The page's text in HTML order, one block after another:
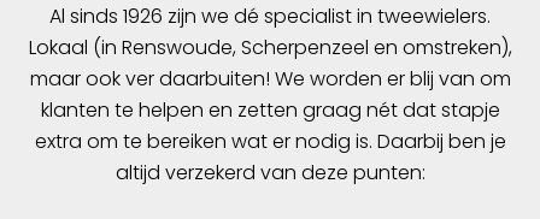
Al sinds 1926 zijn we dé specialist in tweewielers.
Lokaal (in Renswoude, Scherpenzeel en omstreken),
maar ook ver daarbuiten! We worden er blij van om
klanten te helpen en zetten graag nét dat stapje
extra om te bereiken wat er nodig is. Daarbij ben je
altijd verzekerd van deze punten: